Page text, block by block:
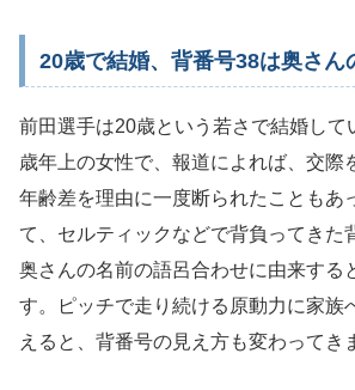
20歳で結婚、背番号38は奥さん
前田選手は20歳という若さで結婚して
歳年上の女性で、報道によれば、交際
年齢差を理由に一度断られたこともあ
て、セルティックなどで背負ってきた
奥さんの名前の語呂合わせに由来する
す。ピッチで走り続ける原動力に家族
えると、背番号の見え方も変わってき